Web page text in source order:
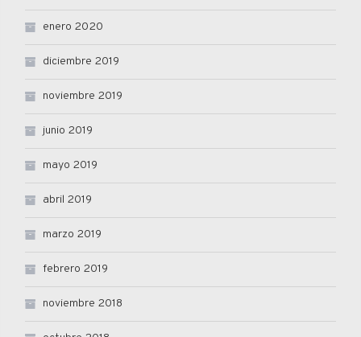
enero 2020
diciembre 2019
noviembre 2019
junio 2019
mayo 2019
abril 2019
marzo 2019
febrero 2019
noviembre 2018